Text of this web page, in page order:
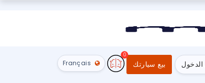
بيع سيارتك
0
Français